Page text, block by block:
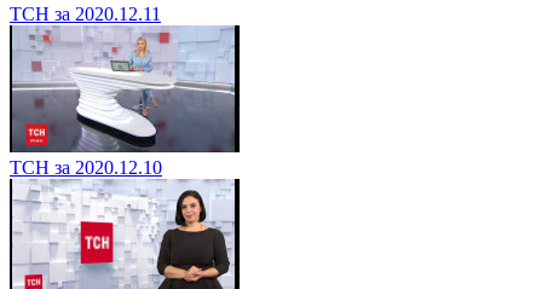
ТСН за 2020.12.11
ТСН за 2020.12.10